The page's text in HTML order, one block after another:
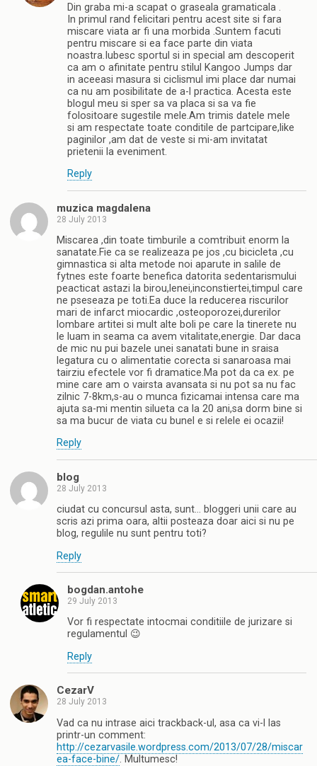
Din graba mi-a scapat o graseala gramaticala .
In primul rand felicitari pentru acest site si fara
miscare viata ar fi una morbida .Suntem facuti
pentru miscare si ea face parte din viata
noastra.Iubesc sportul si in special am descoperit
ca am o afinitate pentru stilul Kangoo Jumps dar
in aceeasi masura si ciclismul imi place dar numai
ca nu am posibilitate de a-l practica. Acesta este
blogul meu si sper sa va placa si sa va fie
folositoare sugestile mele.Am trimis datele mele
si am respectate toate conditile de partcipare,like
paginilor ,am dat de veste si mi-am invitatat
prietenii la eveniment.
Reply
muzica magdalena
28 July 2013
Miscarea ,din toate timburile a comtribuit enorm la
sanatate.Fie ca se realizeaza pe jos ,cu bicicleta ,cu
gimnastica si alta metode noi aparute in salile de
fytnes este foarte benefica datorita sedentarismului
peacticat astazi la birou,lenei,inconstiertei,timpul care
ne pseseaza pe toti.Ea duce la reducerea riscurilor
mari de infarct miocardic ,osteoporozei,durerilor
lombare artitei si mult alte boli pe care la tinerete nu
le luam in seama ca avem vitalitate,energie. Dar daca
de mic nu pui bazele unei sanatati bune in sraisa
legatura cu o alimentatie corecta si sanaroasa mai
tairziu efectele vor fi dramatice.Ma pot da ca ex. pe
mine care am o vairsta avansata si nu pot sa nu fac
zilnic 7-8km,s-au o munca fizicamai intensa care ma
ajuta sa-mi mentin silueta ca la 20 ani,sa dorm bine si
sa ma bucur de viata cu bunel e si relele ei ocazii!
Reply
blog
28 July 2013
ciudat cu concursul asta, sunt… bloggeri unii care au
scris azi prima oara, altii posteaza doar aici si nu pe
blog, regulile nu sunt pentru toti?
Reply
bogdan.antohe
29 July 2013
Vor fi respectate intocmai conditiile de jurizare si
regulamentul 😉
Reply
CezarV
28 July 2013
Vad ca nu intrase aici trackback-ul, asa ca vi-l las
printr-un comment:
http://cezarvasile.wordpress.com/2013/07/28/miscar
ea-face-bine/. Multumesc!